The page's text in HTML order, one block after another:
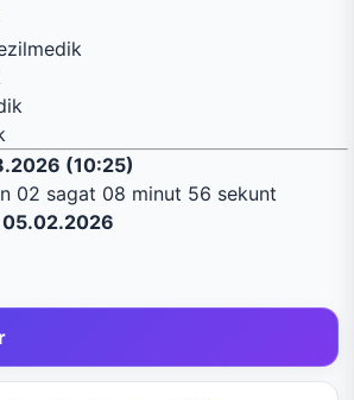
(10:25)
02 sagat 08 minut 56 sekunt
05.02.2026